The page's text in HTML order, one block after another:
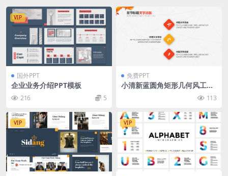
VIP
国外PPT
企业业务介绍PPT模板
216 5
免费PPT
小清新蓝圆角矩形几何风工作
总结报告商务通用ppt模板 113
VIP VIP